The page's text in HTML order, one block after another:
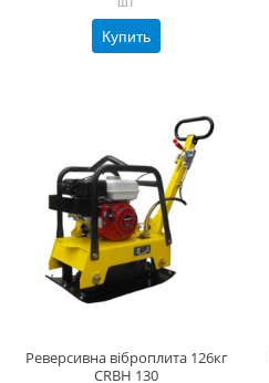
Купить
Реверсивна віброплита 126кг
CRBH 130